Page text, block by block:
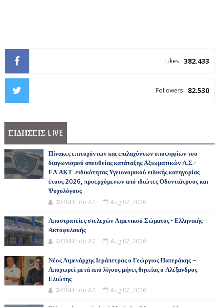
382.433
Likes
82.530
Followers
ΕΙΔΗΣΕΙΣ LIVE
Πίνακες επιτυχόντων και επιλαχόντων υποψηφίων του
διαγωνισμού απευθείας κατάταξης Αξιωματικών Λ.Σ.-
ΕΛ.ΑΚΤ. ειδικότητας Υγειονομικού ειδικής κατηγορίας
έτους 2026, προερχόμενων από ιδιώτες Οδοντιάτρους και
Ψυχολόγους
ΦΩΝΗ του Λ.Σ. Aug 07, 2026
Αποστρατείες στελεχών Λιμενικού Σώματος - Ελληνικής
Ακτοφυλακής
ΦΩΝΗ του Λ.Σ. Aug 07, 2026
Νέος Λιμενάρχης Ιεράπετρας ο Γεώργιος Πατεράκης –
Αποχωρεί μετά από λίγους μήνες θητείας ο Αλέξανδρος
Ελιώτης
ΦΩΝΗ του Λ.Σ. Aug 07, 2026